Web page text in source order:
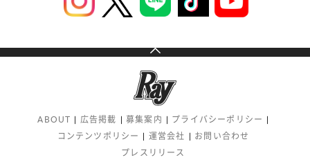
ABOUT 広告掲載 募集案内
プライバシーポリシー
コンテンツポリシー
運営会社
お問い合わせ
プレスリリース